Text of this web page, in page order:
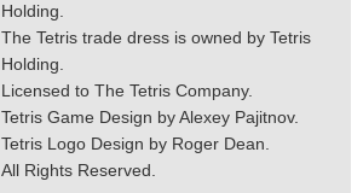
Holding.
The Tetris trade dress is owned by Tetris
Holding.
Licensed to The Tetris Company.
Tetris Game Design by Alexey Pajitnov.
Tetris Logo Design by Roger Dean.
All Rights Reserved.